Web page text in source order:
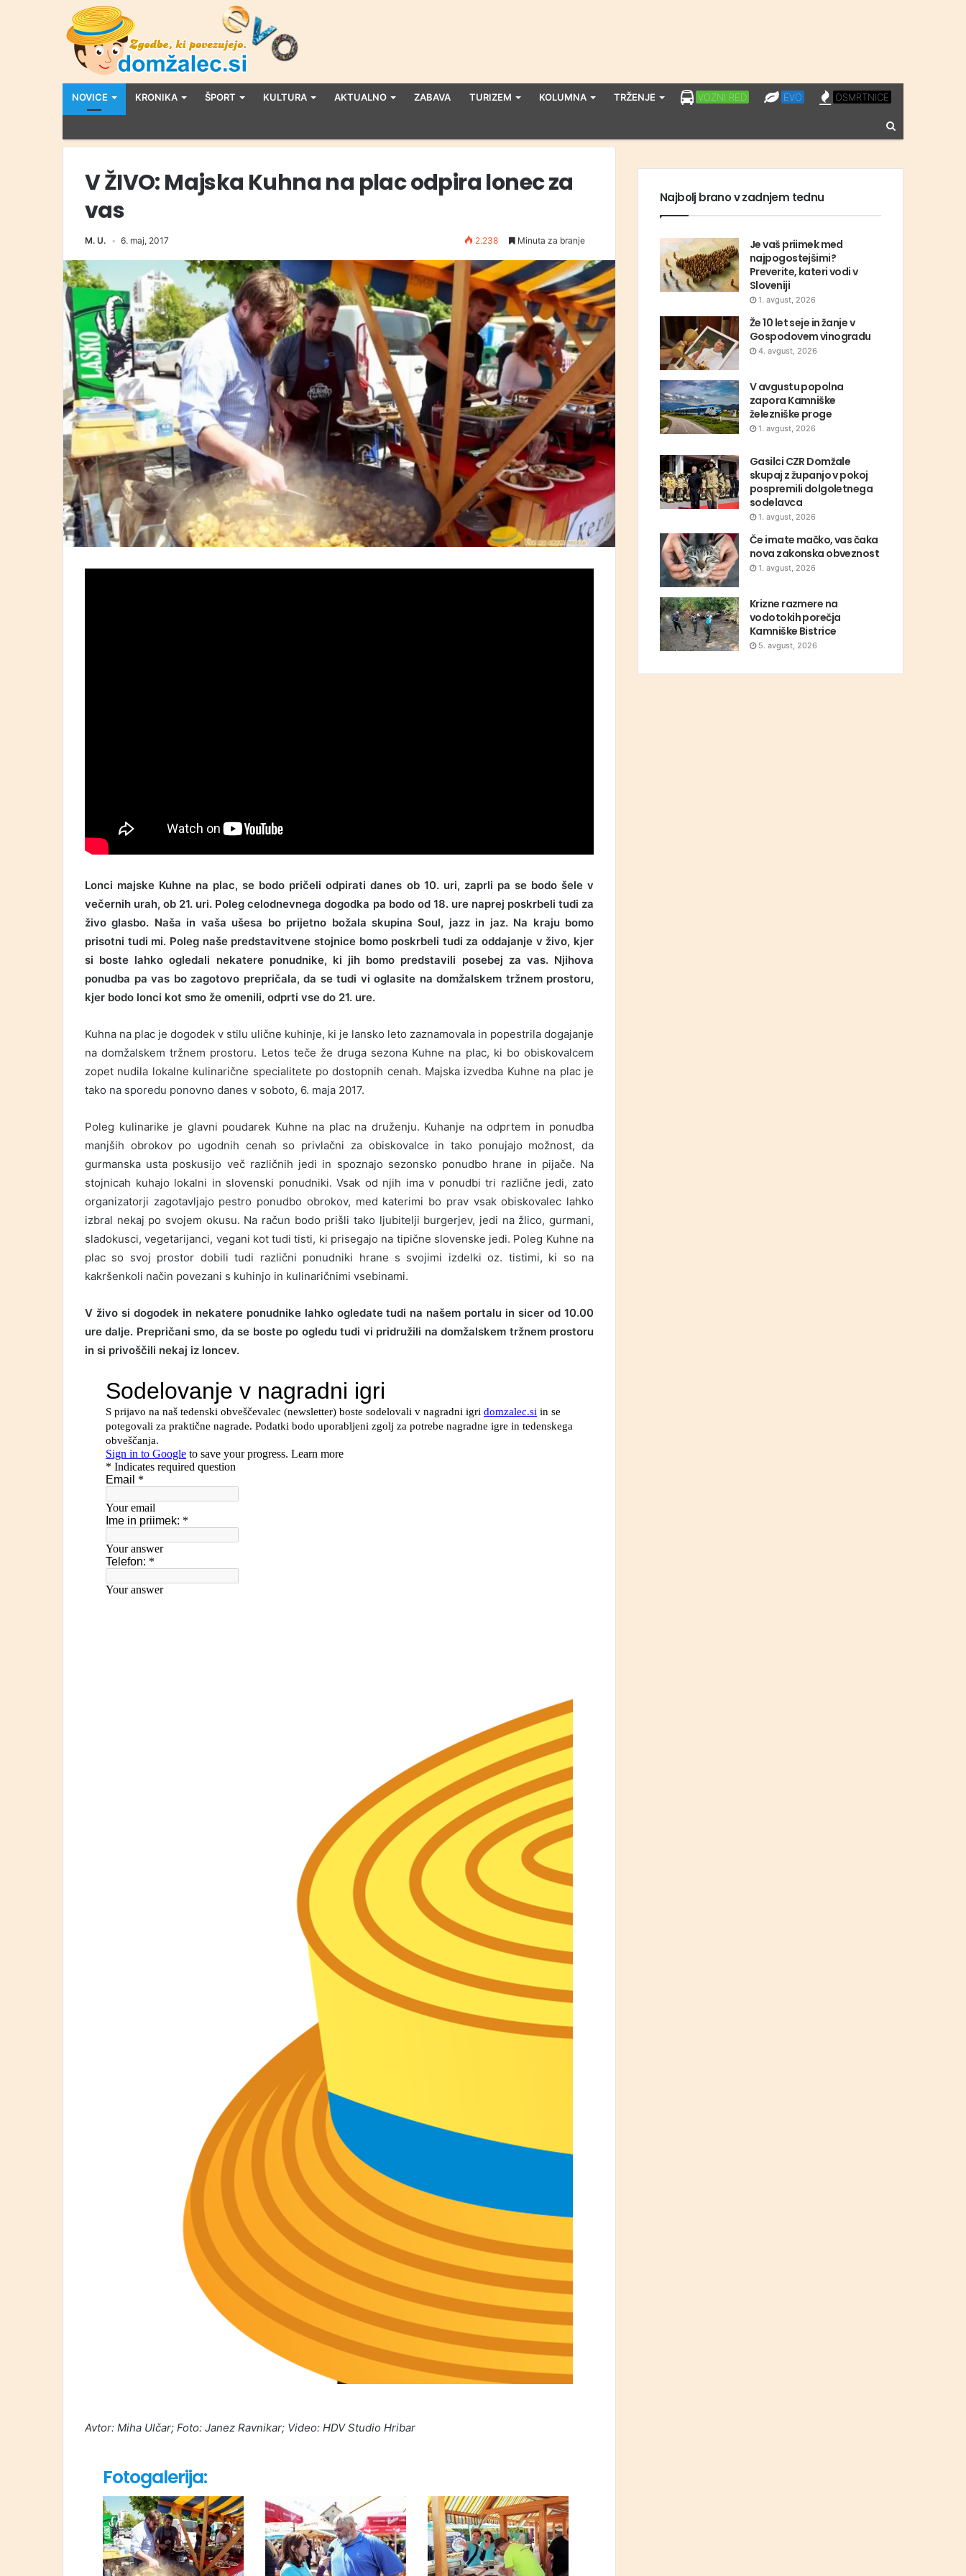
NOVICE KRONIKA ŠPORT KULTURA AKTUALNO ZABAVA TURIZEM KOLUMNA TRŽENJE LPP
VOZNI RED EVO
EVO OSMRTNICE
OSMRTNICE
V ŽIVO: Majska Kuhna na plac odpira lonec za
vas
M. U. 6. maj, 2017 2.238 Minuta za branje
Lonci majske Kuhne na plac, se bodo pričeli odpirati danes ob 10. uri, zaprli pa se bodo šele v
večernih urah, ob 21. uri. Poleg celodnevnega dogodka pa bodo od 18. ure naprej poskrbeli tudi za
živo glasbo. Naša in vaša ušesa bo prijetno božala skupina Soul, jazz in jaz. Na kraju bomo
prisotni tudi mi. Poleg naše predstavitvene stojnice bomo poskrbeli tudi za oddajanje v živo, kjer
si boste lahko ogledali nekatere ponudnike, ki jih bomo predstavili posebej za vas. Njihova
ponudba pa vas bo zagotovo prepričala, da se tudi vi oglasite na domžalskem tržnem prostoru,
kjer bodo lonci kot smo že omenili, odprti vse do 21. ure.
Kuhna na plac je dogodek v stilu ulične kuhinje, ki je lansko leto zaznamovala in popestrila dogajanje
na domžalskem tržnem prostoru. Letos teče že druga sezona Kuhne na plac, ki bo obiskovalcem
zopet nudila lokalne kulinarične specialitete po dostopnih cenah. Majska izvedba Kuhne na plac je
tako na sporedu ponovno danes v soboto, 6. maja 2017.
Poleg kulinarike je glavni poudarek Kuhne na plac na druženju. Kuhanje na odprtem in ponudba
manjših obrokov po ugodnih cenah so privlačni za obiskovalce in tako ponujajo možnost, da
gurmanska usta poskusijo več različnih jedi in spoznajo sezonsko ponudbo hrane in pijače. Na
stojnicah kuhajo lokalni in slovenski ponudniki. Vsak od njih ima v ponudbi tri različne jedi, zato
organizatorji zagotavljajo pestro ponudbo obrokov, med katerimi bo prav vsak obiskovalec lahko
izbral nekaj po svojem okusu. Na račun bodo prišli tako ljubitelji burgerjev, jedi na žlico, gurmani,
sladokusci, vegetarijanci, vegani kot tudi tisti, ki prisegajo na tipične slovenske jedi. Poleg Kuhne na
plac so svoj prostor dobili tudi različni ponudniki hrane s svojimi izdelki oz. tistimi, ki so na
kakršenkoli način povezani s kuhinjo in kulinaričnimi vsebinami.
V živo si dogodek in nekatere ponudnike lahko ogledate tudi na našem portalu in sicer od 10.00
ure dalje. Prepričani smo, da se boste po ogledu tudi vi pridružili na domžalskem tržnem prostoru
in si privoščili nekaj iz loncev.
Avtor: Miha Ulčar; Foto: Janez Ravnikar; Video: HDV Studio Hribar
Fotogalerija:
Najbolj brano v zadnjem tednu
Je vaš priimek med
najpogostejšimi?
Preverite, kateri vodi v
Sloveniji
1. avgust, 2026
Že 10 let seje in žanje v
Gospodovem vinogradu
4. avgust, 2026
V avgustu popolna
zapora Kamniške
železniške proge
1. avgust, 2026
Gasilci CZR Domžale
skupaj z županjo v pokoj
pospremili dolgoletnega
sodelavca
1. avgust, 2026
Če imate mačko, vas čaka
nova zakonska obveznost
1. avgust, 2026
Krizne razmere na
vodotokih porečja
Kamniške Bistrice
5. avgust, 2026